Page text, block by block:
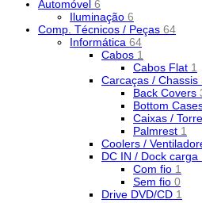
Automóvel 6
Iluminação 6
Comp. Técnicos / Peças 64
Informática 64
Cabos 1
Cabos Flat 1
Carcaças / Chassis
Back Covers
Bottom
Caixas /
Palmrest 1
Coolers /
DC IN / Dock carga
Com fio 1
Sem fio 0
Drive DVD/CD 1